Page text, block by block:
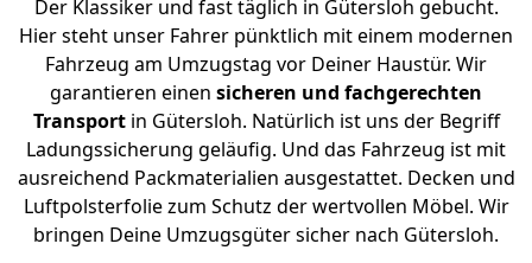
Der Klassiker und fast täglich in Gütersloh gebucht.
Hier steht unser Fahrer pünktlich mit einem modernen
Fahrzeug am Umzugstag vor Deiner Haustür. Wir
garantieren einen sicheren und fachgerechten
Transportin Gütersloh. Natürlich ist uns der Begriff
Ladungssicherung geläufig. Und das Fahrzeug ist mit
ausreichend Packmaterialien ausgestattet. Decken und
Luftpolsterfolie zum Schutz der wertvollen Möbel. Wir
bringen Deine Umzugsgüter sicher nach Gütersloh.